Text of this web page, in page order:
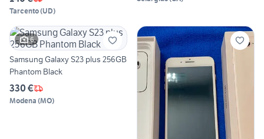
Tarcento(UD)
6
Samsung Galaxy S23 plus 256GB
Phantom Black
330 €
Modena (MO)